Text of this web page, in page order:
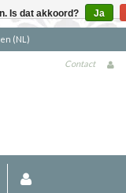
(NL)
Contact
Is dat akkoord? Ja